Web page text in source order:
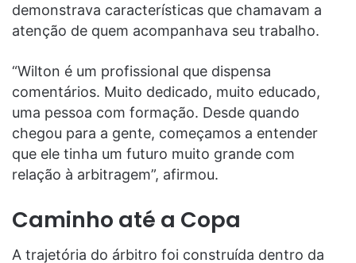
demonstrava características que chamavam a
atenção de quem acompanhava seu trabalho.
“Wilton é um profissional que dispensa
comentários. Muito dedicado, muito educado,
uma pessoa com formação. Desde quando
chegou para a gente, começamos a entender
que ele tinha um futuro muito grande com
relação à arbitragem”, afirmou.
Caminho até a Copa
A trajetória do árbitro foi construída dentro da